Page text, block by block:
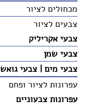
מכחולים לציור
צבעים לציור
צבעי אקריליק
צבעי שמן
צבעי מים | צבעי גואש
עפרונות לציור ופחם
עפרונות צבעוניים